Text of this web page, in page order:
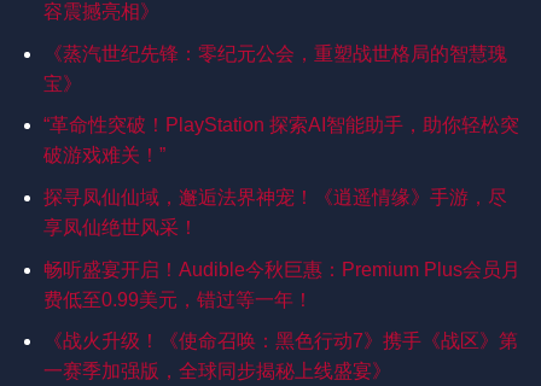
容震撼亮相》
《蒸汽世纪先锋：零纪元公会，重塑战世格局的智慧瑰
宝》
“革命性突破！PlayStation 探索AI智能助手，助你轻松突
破游戏难关！”
探寻凤仙仙域，邂逅法界神宠！《逍遥情缘》手游，尽
享凤仙绝世风采！
畅听盛宴开启！Audible今秋巨惠：Premium Plus会员月
费低至0.99美元，错过等一年！
《战火升级！《使命召唤：黑色行动7》携手《战区》第
一赛季加强版，全球同步揭秘上线盛宴》